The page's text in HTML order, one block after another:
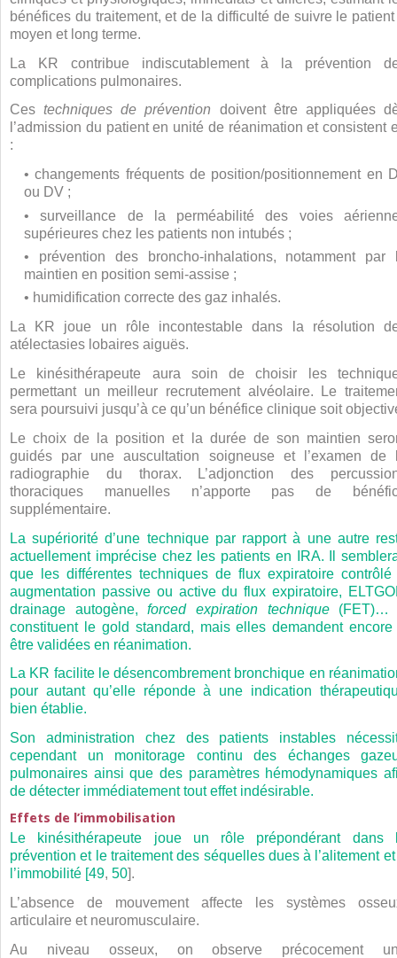
bénéfices du traitement, et de la difficulté de suivre le
moyen et long terme.
La KR contribue indiscutablement à la prévention
complications pulmonaires.
Cestechniques de prévention doivent être appliquées
l’admission du patient en unité de réanimation et consistent
:
• changements fréquents de position/positionnement en
ou DV ;
• surveillance de la perméabilité des voies
supérieures chez les patients non intubés ;
• prévention des broncho-inhalations, notamment par
maintien en position semi-assise ;
• humidification correcte des gaz inhalés.
La KR joue un rôle incontestable dans la résolution
atélectasies lobaires aiguës.
Le kinésithérapeute aura soin de choisir les
permettant un meilleur recrutement alvéolaire. Le
sera poursuivi jusqu’à ce qu’un bénéfice clinique soit
Le choix de la position et la durée de son maintien
guidés par une auscultation soigneuse et l’examen de
radiographie du thorax. L’adjonction des
thoraciques manuelles n’apporte pas de
supplémentaire.
La supériorité d’une technique par rapport à une autre
actuellement imprécise chez les patients en IRA. Il
que les différentes techniques de flux expiratoire contrôlé
augmentation passive ou active du flux expiratoire,
drainage autogène,forced expiration technique(FET)…
constituent le gold standard, mais elles demandent encore
être validées en réanimation.
La KR facilite le désencombrement bronchique en
pour autant qu’elle réponde à une indication
bien établie.
Son administration chez des patients instables
cependant un monitorage continu des échanges
pulmonaires ainsi que des paramètres hémodynamiques
de détecter immédiatement tout effet indésirable.
Effets de l’immobilisation
Le kinésithérapeute joue un rôle prépondérant dans
prévention et le traitement des séquelles dues à l’alitement
l’immobilité [49, 50].
L’absence de mouvement affecte les systèmes
articulaire et neuromusculaire.
Au niveau osseux, on observe précocement